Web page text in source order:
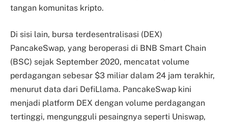
tangan komunitas kripto.
Di sisi lain, bursa terdesentralisasi (DEX)
PancakeSwap, yang beroperasi di BNB Smart Chain
(BSC) sejak September 2020, mencatat volume
perdagangan sebesar $3 miliar dalam 24 jam terakhir,
menurut data dari DefiLlama. PancakeSwap kini
menjadi platform DEX dengan volume perdagangan
tertinggi, mengungguli pesaingnya seperti Uniswap,